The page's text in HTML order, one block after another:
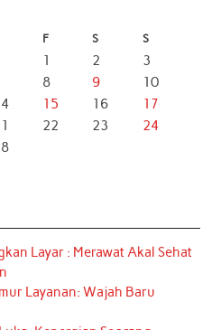
F S S
1 2
3
8 9
10
15 16
17
22 23
24
Layar : Merawat Akal Sehat
Layanan: Wajah Baru